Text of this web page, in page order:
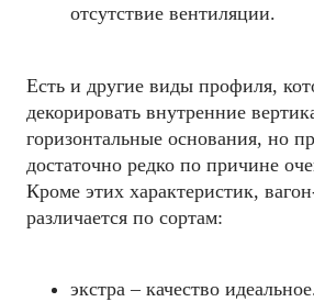
отсутствие вентиляции.
Есть и другие виды профиля,
декорировать внутренние
горизонтальные основания, но
достаточно редко по причине
Кроме этих характеристик,
различается по сортам:
экстра – качество